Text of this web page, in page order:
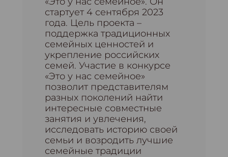
стартует 4 сентября 2023
года. Цель проекта –
поддержка традиционных
семейных ценностей и
укрепление российских
семей. Участие в конкурсе
«Это у нас семейное»
позволит представителям
разных поколений найти
интересные совместные
занятия и увлечения,
исследовать историю своей
семьи и возродить лучшие
семейные традиции